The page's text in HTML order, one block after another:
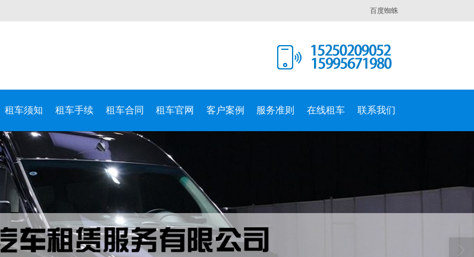
百度蜘蛛
租车须知 租车手续 租车合同 租车官网 客户案例 服务准则 在线租车 联系我们